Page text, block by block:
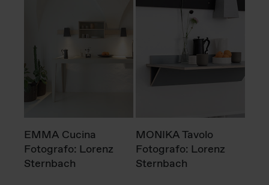
EMMA Cucina
Fotografo: Lorenz
Sternbach
MONIKA Tavolo
Fotografo: Lorenz
Sternbach